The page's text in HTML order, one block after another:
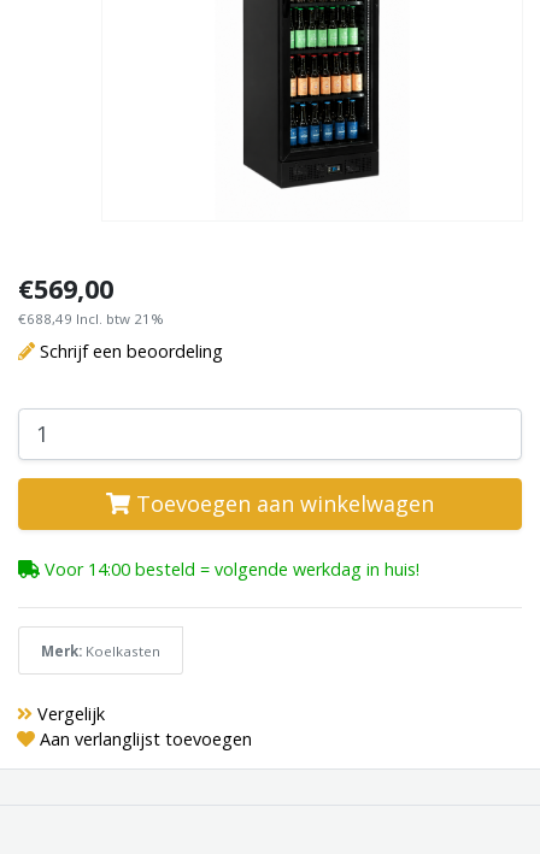
€569,00
€688,49 Incl. btw 21%
Schrijf een beoordeling
Toevoegen aan winkelwagen
Voor 14:00 besteld = volgende werkdag in huis!
Merk: Koelkasten
Vergelijk
Aan verlanglijst toevoegen